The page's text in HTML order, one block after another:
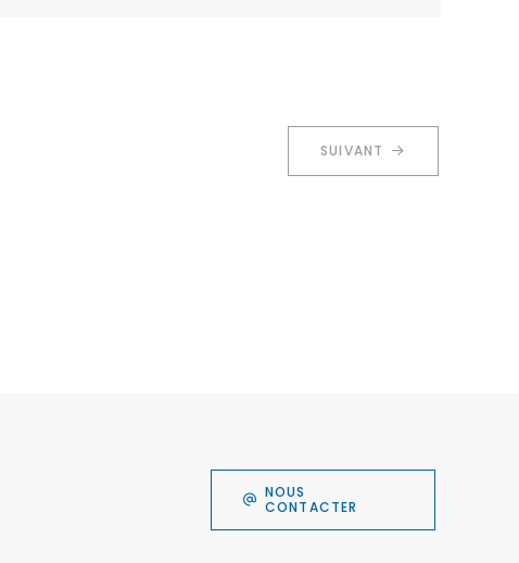
SUIVANT
NOUS
CONTACTER